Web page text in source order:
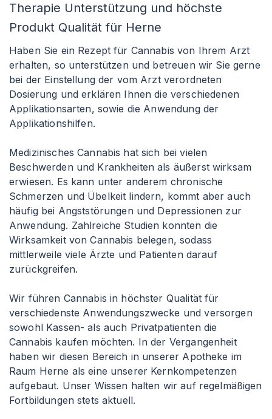
Therapie Unterstützung und höchste
Produkt Qualität für Herne
Haben Sie ein Rezept für Cannabis von Ihrem Arzt
erhalten, so unterstützen und betreuen wir Sie gerne
bei der Einstellung der vom Arzt verordneten
Dosierung und erklären Ihnen die verschiedenen
Applikationsarten, sowie die Anwendung der
Applikationshilfen.
Medizinisches Cannabis hat sich bei vielen
Beschwerden und Krankheiten als äußerst wirksam
erwiesen. Es kann unter anderem chronische
Schmerzen und Übelkeit lindern, kommt aber auch
häufig bei Angststörungen und Depressionen zur
Anwendung. Zahlreiche Studien konnten die
Wirksamkeit von Cannabis belegen, sodass
mittlerweile viele Ärzte und Patienten darauf
zurückgreifen.
Wir führen Cannabis in höchster Qualität für
verschiedenste Anwendungszwecke und versorgen
sowohl Kassen- als auch Privatpatienten die
Cannabis kaufen möchten. In der Vergangenheit
haben wir diesen Bereich in unserer Apotheke im
Raum Herne als eine unserer Kernkompetenzen
aufgebaut. Unser Wissen halten wir auf regelmäßigen
Fortbildungen stets aktuell.